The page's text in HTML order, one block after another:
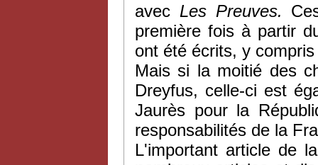
avec Les Preuves.
première fois à partir
ont été écrits, y
Mais si la moitié des
Dreyfus, celle-ci est
Jaurès pour la
responsabilités de la
L'important article de